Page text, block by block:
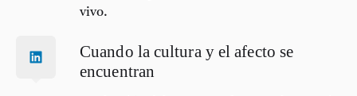
vivo.
Cuando la cultura y el afecto se
encuentran